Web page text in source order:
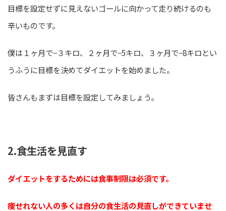
目標を設定せずに見えないゴールに向かって走り続けるのも
辛いものです。
僕は１ヶ月で−３キロ、２ヶ月で−5キロ、３ヶ月で−8キロとい
うふうに目標を決めてダイエットを始めました。
皆さんもまずは目標を設定してみましょう。
2.食生活を見直す
ダイエットをするためには食事制限は必須です。
痩せれない人の多くは自分の食生活の見直しができていませ